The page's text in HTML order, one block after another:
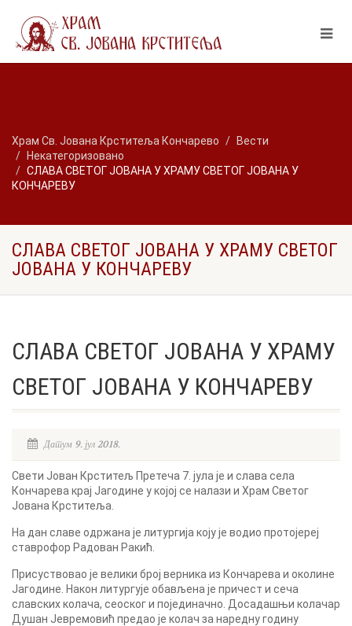
Храм Св. Јована Крститеља Кончарево
Вести
Некатегоризовано
СЛАВА СВЕТОГ ЈОВАНА У ХРАМУ СВЕТОГ ЈОВАНА У
КОНЧАРЕВУ
СЛАВА СВЕТОГ ЈОВАНА У ХРАМУ СВЕТОГ
ЈОВАНА У КОНЧАРЕВУ
СЛАВА СВЕТОГ ЈОВАНА У ХРАМУ
СВЕТОГ ЈОВАНА У КОНЧАРЕВУ
Датум 9. јул 2018.
Свети Јован Крститељ Претеча 7. јула је и слава села
Кончарева крај Јагодине у којој се налази и Храм Светог
Јована Крститеља.
На дан славе одржана је литургија коју је водио протојереј
ставрофор Радован Ракић.
Присуствовао је велики број верника из Кончарева и околине
Јагодине. Након литургује обављена је причест и сеча
славских колача, сеоског и појединачно. Досадашњи колачар
Душан Јевремовић предао је колач за наредну годину